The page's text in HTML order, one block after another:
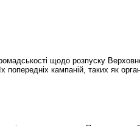
щодо розпуску
попередніх кампаній, таких як